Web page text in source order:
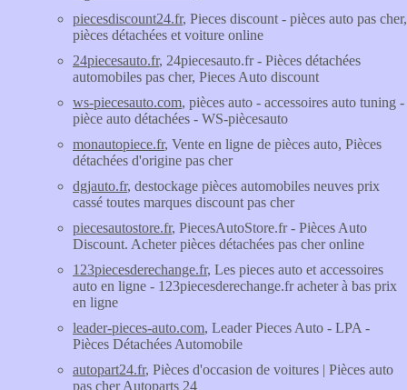
piecesdiscount24.fr, Pieces discount - pièces auto pas cher,
pièces détachées et voiture online
24piecesauto.fr, 24piecesauto.fr - Pièces détachées
automobiles pas cher, Pieces Auto discount
ws-piecesauto.com, pièces auto - accessoires auto tuning -
pièce auto détachées - WS-piècesauto
monautopiece.fr, Vente en ligne de pièces auto, Pièces
détachées d'origine pas cher
dgjauto.fr, destockage pièces automobiles neuves prix
cassé toutes marques discount pas cher
piecesautostore.fr, PiecesAutoStore.fr - Pièces Auto
Discount. Acheter pièces détachées pas cher online
123piecesderechange.fr, Les pieces auto et accessoires
auto en ligne - 123piecesderechange.fr acheter à bas prix
en ligne
leader-pieces-auto.com, Leader Pieces Auto - LPA -
Pièces Détachées Automobile
autopart24.fr, Pièces d'occasion de voitures | Pièces auto
pas cher Autoparts 24